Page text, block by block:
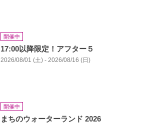
開催中
17:00以降限定！アフター５
2026/08/01 (土) - 2026/08/16 (日)
開催中
まちのウォーターランド 2026